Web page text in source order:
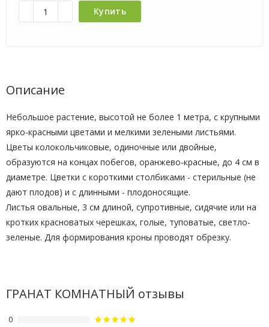
Купить
Описание
Небольшое растение, высотой не более 1 метра, с крупными
ярко-красными цветами и мелкими зелеными листьями.
Цветы колокольчиковые, одиночные или двойные,
образуются на концах побегов, оранжево-красные, до 4 см в
диаметре. Цветки с короткими столбиками - стерильные (не
дают плодов) и с длинными - плодоносящие.
Листья овальные, 3 см длиной, супротивные, сидячие или на
кротких красноватых черешках, голые, туповатые, светло-
зеленые. Для формирования кроны проводят обрезку.
ГРАНАТ КОМНАТНЫЙ отзывы
0